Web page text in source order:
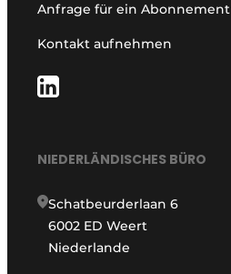
Anfrage für ein Abonnement
Kontakt aufnehmen
NIEDERLÄNDISCHES BÜRO
Schatbeurderlaan 6
6002 ED Weert
Niederlande